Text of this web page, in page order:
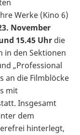
Werke (Kino 6)
November
15.45 Uhr die
in den Sektionen
„Professional
an die Filmblöcke
mit
Insgesamt
dem
hinterlegt,